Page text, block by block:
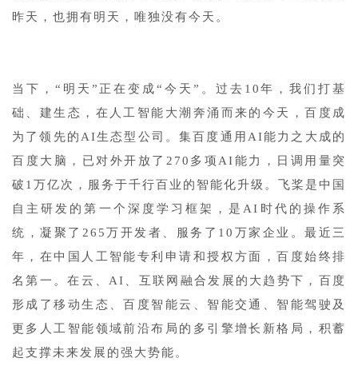
昨天，也拥有明天，唯独没有今天。
当下，“明天”正在变成“今天”。过去10年，我们打基
础、建生态，在人工智能大潮奔涌而来的今天，百度成
为了领先的AI生态型公司。集百度通用AI能力之大成的
百度大脑，已对外开放了270多项AI能力，日调用量突
破1万亿次，服务于千行百业的智能化升级。飞桨是中国
自主研发的第一个深度学习框架，是AI时代的操作系
统，凝聚了265万开发者、服务了10万家企业。最近三
年，在中国人工智能专利申请和授权方面，百度始终排
名第一。在云、AI、互联网融合发展的大趋势下，百度
形成了移动生态、百度智能云、智能交通、智能驾驶及
更多人工智能领域前沿布局的多引擎增长新格局，积蓄
起支撑未来发展的强大势能。